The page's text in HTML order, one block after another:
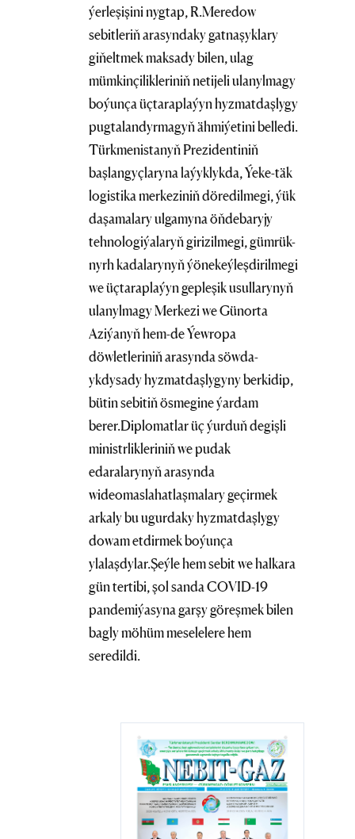
ýerleşişini nygtap, R.Meredow
sebitleriň arasyndaky gatnaşyklary
giňeltmek maksady bilen, ulag
mümkinçilikleriniň netijeli ulanylmagy
boýunça üçtaraplaýyn hyzmatdaşlygy
pugtalandyrmagyň ähmiýetini belledi.
Türkmenistanyň Prezidentiniň
başlangyçlaryna laýyklykda, Ýeke-täk
logistika merkeziniň döredilmegi, ýük
daşamalary ulgamyna öňdebaryjy
tehnologiýalaryň girizilmegi, gümrük-
nyrh kadalarynyň ýönekeýleşdirilmegi
we üçtaraplaýyn gepleşik usullarynyň
ulanylmagy Merkezi we Günorta
Aziýanyň hem-de Ýewropa
döwletleriniň arasynda söwda-
ykdysady hyzmatdaşlygyny berkidip,
bütin sebitiň ösmegine ýardam
berer.Diplomatlar üç ýurduň degişli
ministrlikleriniň we pudak
edaralarynyň arasynda
wideomaslahatlaşmalary geçirmek
arkaly bu ugurdaky hyzmatdaşlygy
dowam etdirmek boýunça
ylalaşdylar.Şeýle hem sebit we halkara
gün tertibi, şol sanda COVID-19
pandemiýasyna garşy göreşmek bilen
bagly möhüm meselelere hem
seredildi.